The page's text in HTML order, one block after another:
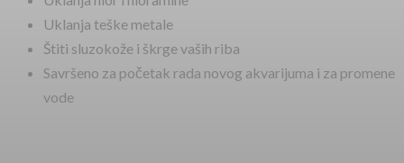
Uklanja teške metale
Štiti sluzokože i škrge vaših riba
Savršeno za početak rada novog akvarijuma i za promene
vode